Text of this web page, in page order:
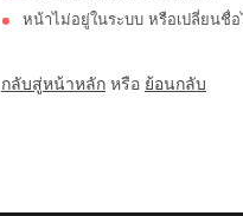
หน้าไม่อยู่ในระบบ หรือเปลี่ยนชื่
กลับสู่หน้าหลัก หรือ ย้อนกลับ